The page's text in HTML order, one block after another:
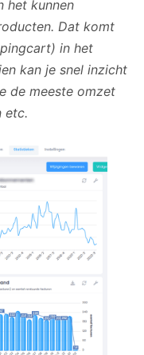
het kunnen
Dat komt
in het
kan je snel inzicht
de meeste omzet
etc.